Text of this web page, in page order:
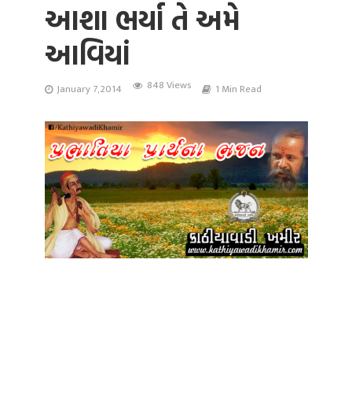
આશા ભર્યા તે અમે
આવિયાં
January 7, 2014 848 Views 1 Min Read